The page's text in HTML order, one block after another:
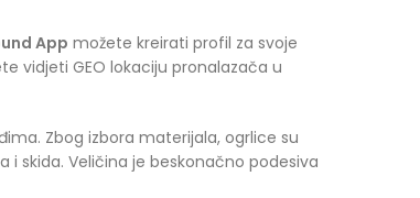
App možete kreirati profil za svoje
vidjeti GEO lokaciju pronalazača u
Zbog izbora materijala, ogrlice su
skida. Veličina je beskonačno podesiva